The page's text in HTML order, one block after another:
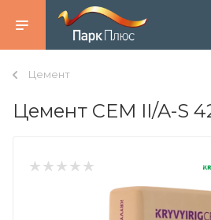
Цемент
Цемент CEM II/A-S